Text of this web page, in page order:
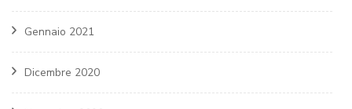
Gennaio 2021
Dicembre 2020